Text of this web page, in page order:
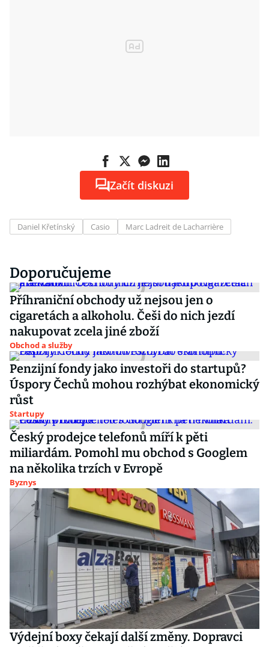
Začít diskuzi
Daniel Křetínský Casio Marc Ladreit de Lacharrière
Doporučujeme
Příhraniční obchody už nejsou jen o
cigaretách a alkoholu. Češi do nich jezdí
nakupovat zcela jiné zboží
Obchod a služby
Penzijní fondy jako investoři do startupů?
Úspory Čechů mohou rozhýbat ekonomický
růst
Startupy
Český prodejce telefonů míří k pěti
miliardám. Pomohl mu obchod s Googlem
na několika trzích v Evropě
Byznys
Výdejní boxy čekají další změny. Dopravci